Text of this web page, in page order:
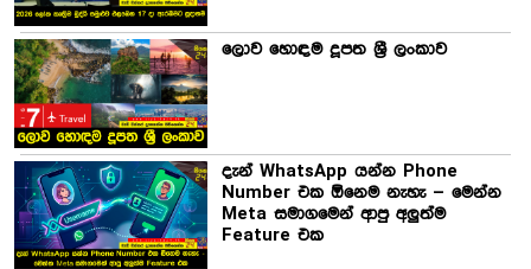
ලොව හොඳම දූපත ශ්‍රී ලංකාව
දැන් WhatsApp යන්න Phone
Number එක ඕනෙම නැහැ – මෙන්න
Meta සමාගමෙන් ආපු අලුත්ම
Feature එක